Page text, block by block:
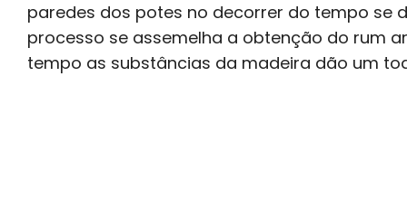
paredes dos potes no decorrer do tempo se
processo se assemelha a obtenção do rum
tempo as substâncias da madeira dão um